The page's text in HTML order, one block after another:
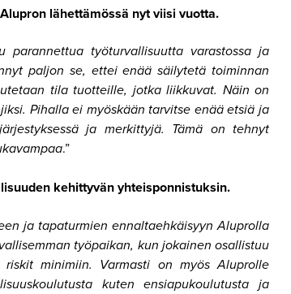
lähettämössä nyt viisi vuotta.
työturvallisuutta varastossa ja
paljon se, ettei enää säilytetä toiminnan
tila tuotteille, jotka liikkuvat. Näin on
Pihalla ei myöskään tarvitse enää etsiä ja
ja merkittyjä. Tämä on tehnyt
.”
kehittyvän yhteisponnistuksin.
ja tapaturmien ennaltaehkäisyyn Aluprolla
työpaikan, kun jokainen osallistuu
minimiin. Varmasti on myös Aluprolle
kuten ensiapukoulutusta ja